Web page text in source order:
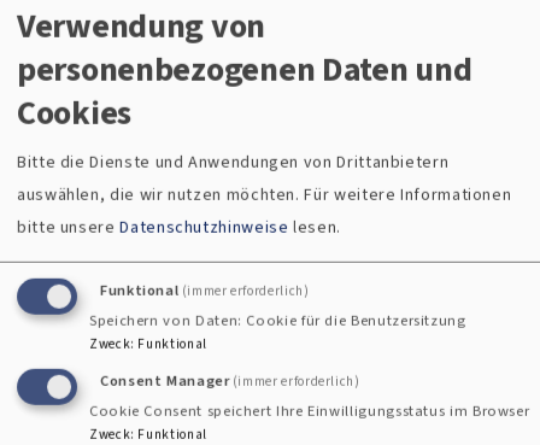
Ausbildungsplatz zur Kauffrau/-mann für
Kein Job wie jeder andere. Das kannst Du glauben.
Verwendung von
personenbezogenen Daten und
Cookies
Bitte die Dienste und Anwendungen von Drittanbietern
auswählen, die wir nutzen möchten.Für weitere Informationen
bitte unsereDatenschutzhinweise lesen.
Funktional (immer erforderlich)
Speichern von Daten: Cookie für die Benutzersitzung
Zweck: Funktional
Consent Manager (immer erforderlich)
Cookie Consent speichert Ihre Einwilligungsstatus im Browser
Zweck: Funktional